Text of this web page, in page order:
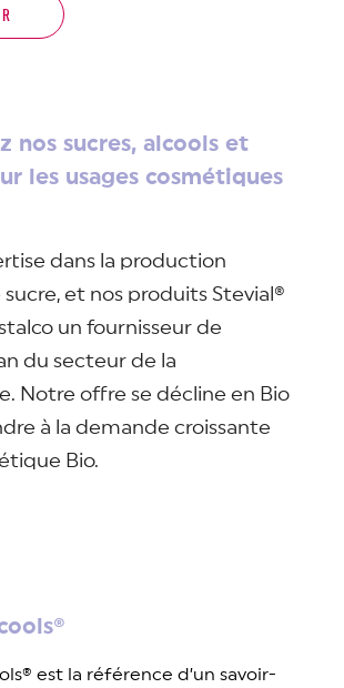
nos sucres, alcools et
les usages cosmétiques
dans la production
sucre, et nos produits Stevial®
un fournisseur de
du secteur de la
Notre offre se décline en Bio
à la demande croissante
Bio.
est la référence d’un savoir-